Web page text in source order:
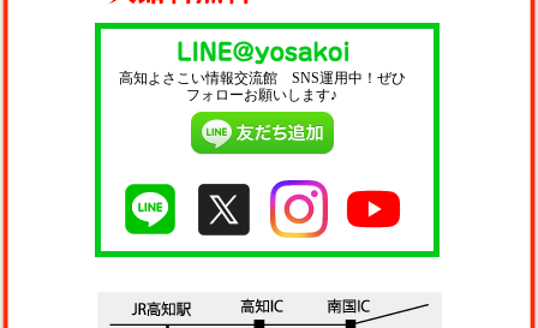
高知よさこい情報交流館 SNS運用中！ぜひ
フォローお願いします♪